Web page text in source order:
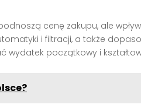
cenę zakupu, ale
i filtracji, a także
początkowy i